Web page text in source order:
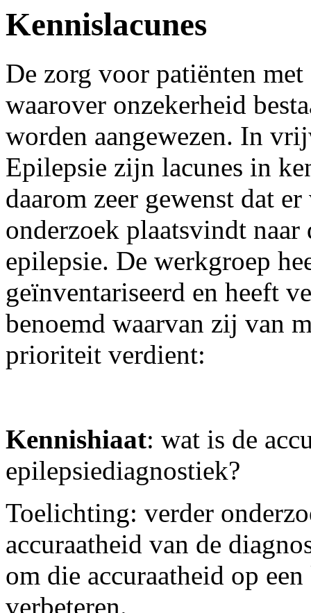
Kennislacunes
De zorg voor patiënten
waarover onzekerheid
worden aangewezen. In
Epilepsie zijn lacunes in
daarom zeer gewenst dat
onderzoek plaatsvindt
epilepsie. De werkgroep
geïnventariseerd en heeft
benoemd waarvan zij van
prioriteit verdient:
Kennishiaat: wat is de
epilepsiediagnostiek?
Toelichting: verder
accuraatheid van de
om die accuraatheid op
verbeteren.